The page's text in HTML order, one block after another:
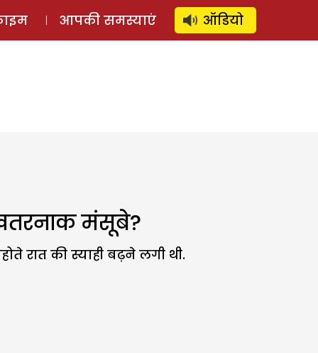
लॉग इन ⚲ SUBSCRIBE
आपकी समस्याएं ऑडियो
मंसूबे?
रात की स्याही बढ़ने लगी थी.